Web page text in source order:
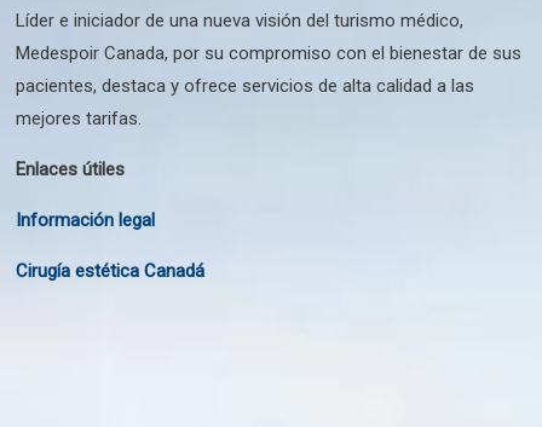
Líder e iniciador de una nueva visión del turismo médico,
Medespoir Canada, por su compromiso con el bienestar de sus
pacientes, destaca y ofrece servicios de alta calidad a las
mejores tarifas.
Enlaces útiles
Información legal
Cirugía estética Canadá